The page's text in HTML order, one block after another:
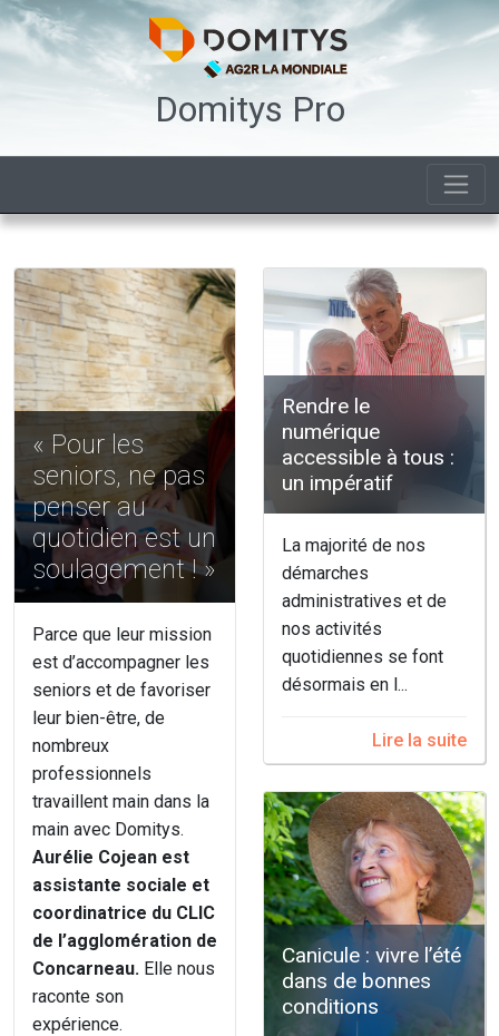
Domitys Pro
« Pour les
seniors, ne pas
penser au
quotidien est un
soulagement ! »
Parce que leur mission
est d’accompagner les
seniors et de favoriser
leur bien-être, de
nombreux
professionnels
travaillent main dans la
main avec Domitys.
Aurélie Cojean est
assistante sociale et
coordinatrice du CLIC
de l’agglomération de
Concarneau. Elle nous
raconte son
expérience.
Rendre le
numérique
accessible à tous :
un impératif
La majorité de nos
démarches
administratives et de
nos activités
quotidiennes se font
désormais en l...
Lire la suite
Canicule : vivre l’été
dans de bonnes
conditions